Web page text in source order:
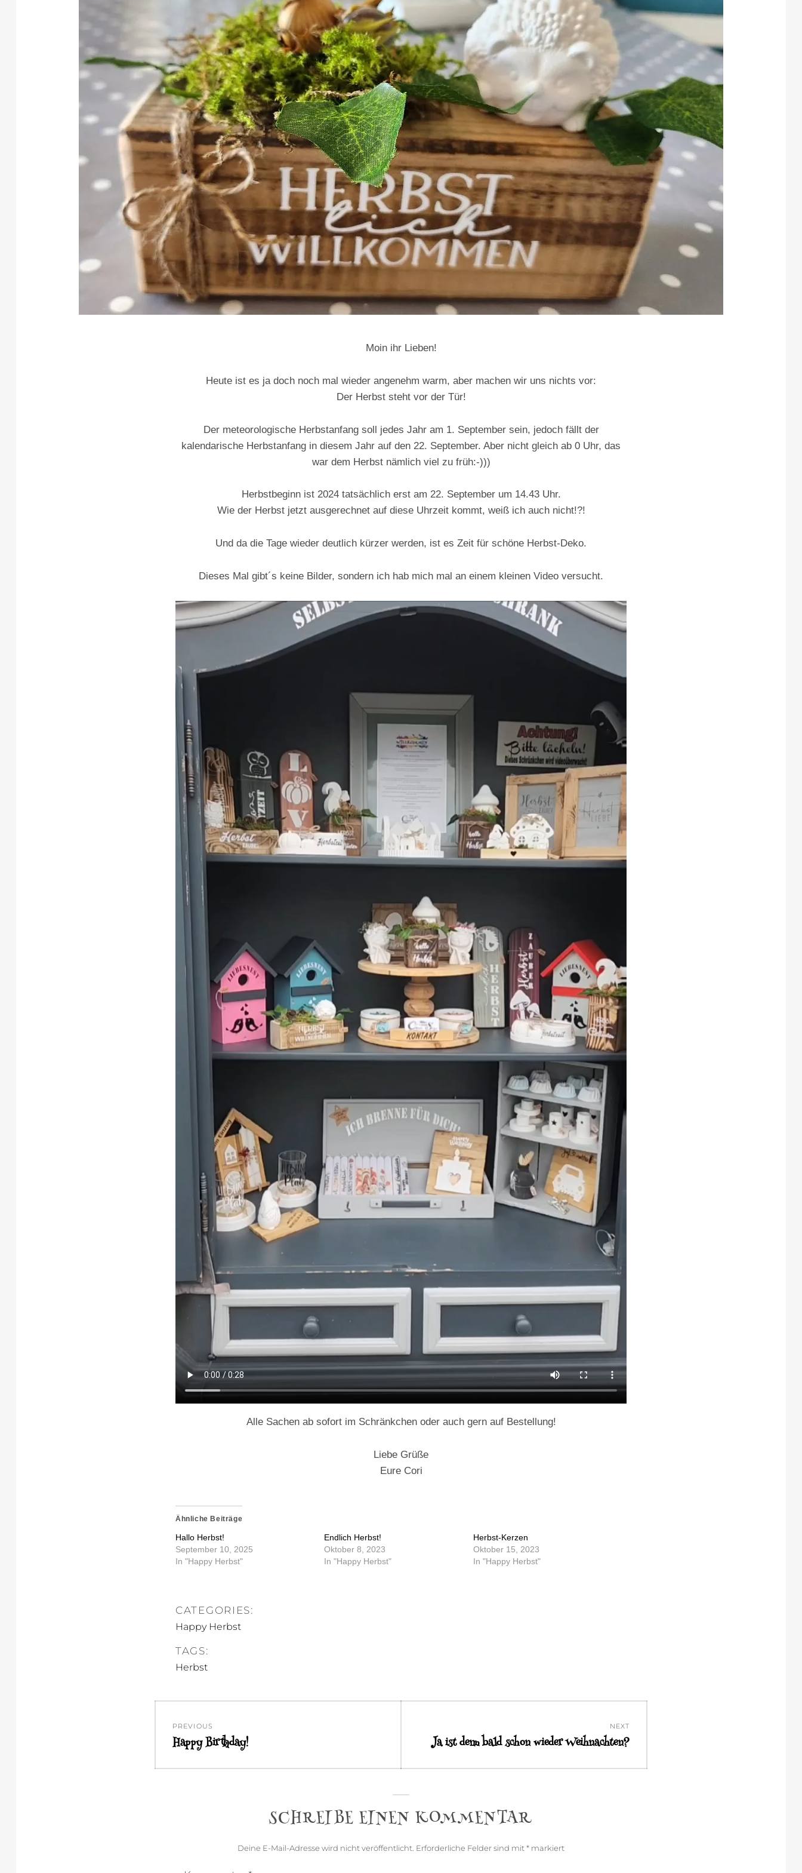
Moin ihr Lieben!
Heute ist es ja doch noch mal wieder angenehm warm, aber machen wir uns nichts vor:
Der Herbst steht vor der Tür!
Der meteorologische Herbstanfang soll jedes Jahr am 1. September sein, jedoch fällt der
kalendarische Herbstanfang in diesem Jahr auf den 22. September. Aber nicht gleich ab 0 Uhr, das
war dem Herbst nämlich viel zu früh:-)))
Herbstbeginn ist 2024 tatsächlich erst am 22. September um 14.43 Uhr.
Wie der Herbst jetzt ausgerechnet auf diese Uhrzeit kommt, weiß ich auch nicht!?!
Und da die Tage wieder deutlich kürzer werden, ist es Zeit für schöne Herbst-Deko.
Dieses Mal gibt´s keine Bilder, sondern ich hab mich mal an einem kleinen Video versucht.
Alle Sachen ab sofort im Schränkchen oder auch gern auf Bestellung!
Liebe Grüße
Eure Cori
Ähnliche Beiträge
Hallo Herbst!
September 10, 2025
In "Happy Herbst"
Endlich Herbst!
Oktober 8, 2023
In "Happy Herbst"
Herbst-Kerzen
Oktober 15, 2023
In "Happy Herbst"
CATEGORIES:
Happy Herbst
TAGS:
Herbst
PREVIOUS
Previous
Happy Birthday!
NEXT
Next
Ja ist denn bald schon wieder Weihnachten?
SCHREIBE EINEN KOMMENTAR
Deine E-Mail-Adresse wird nicht veröffentlicht. Erforderliche Felder sind mit* markiert